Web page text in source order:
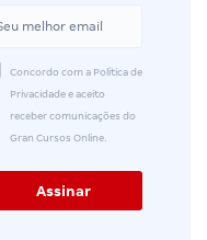
Concordo com a Política de
Privacidade e aceito
receber comunicações do
Gran Cursos Online.